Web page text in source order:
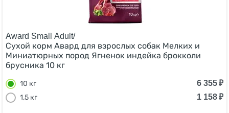
Award Small Adult/
Сухой корм Авард для взрослых собак Мелких и
Миниатюрных пород Ягненок индейка брокколи
брусника 10 кг
10 кг 6 355₽
1,5 кг
1 158₽